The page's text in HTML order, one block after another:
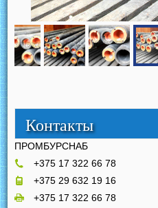
Контакты
ПРОМБУРСНАБ
+375 17 322 66 78
+375 29 632 19 16
+375 17 322 66 78